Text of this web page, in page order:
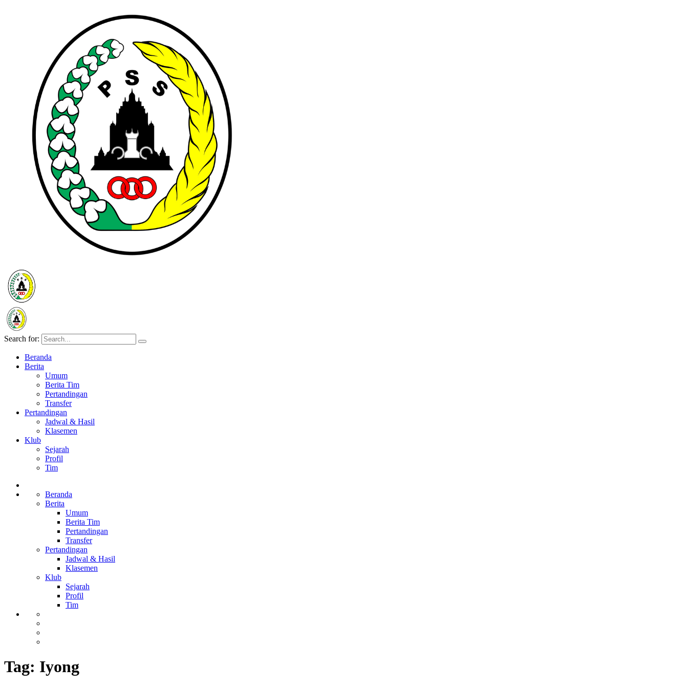
Search for:
Beranda
Berita
Umum
Berita Tim
Pertandingan
Transfer
Pertandingan
Jadwal & Hasil
Klasemen
Klub
Sejarah
Profil
Tim
Beranda
Berita
Umum
Berita Tim
Pertandingan
Transfer
Pertandingan
Jadwal & Hasil
Klasemen
Klub
Sejarah
Profil
Tim
Tag: Iyong